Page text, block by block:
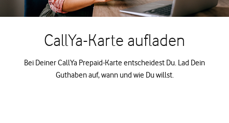
CallYa-Karte aufladen
Bei Deiner CallYa Prepaid-Karte entscheidest Du. Lad Dein
Guthaben auf, wann und wie Du willst.